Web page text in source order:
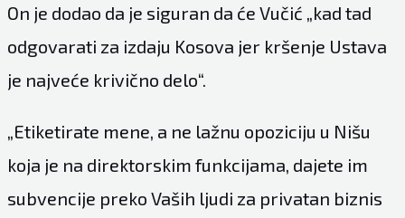
On je dodao da je siguran da će Vučić „kad tad
odgovarati za izdaju Kosova jer kršenje Ustava
je najveće krivično delo“.
„Etiketirate mene, a ne lažnu opoziciju u Nišu
koja je na direktorskim funkcijama, dajete im
subvencije preko Vaših ljudi za privatan biznis